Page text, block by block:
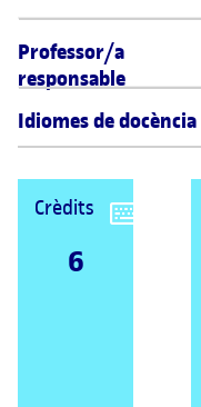
Professor/a
responsable
Idiomes de docència
Crèdits
6